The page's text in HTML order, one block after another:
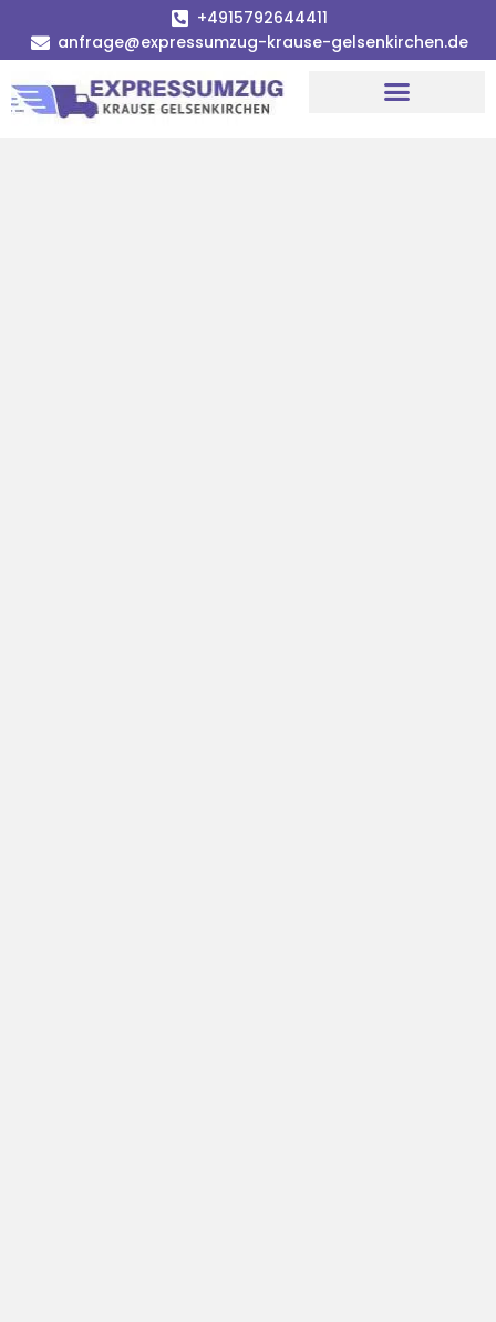
+4915792644411
anfrage@expressumzug-krause-gelsenkirchen.de